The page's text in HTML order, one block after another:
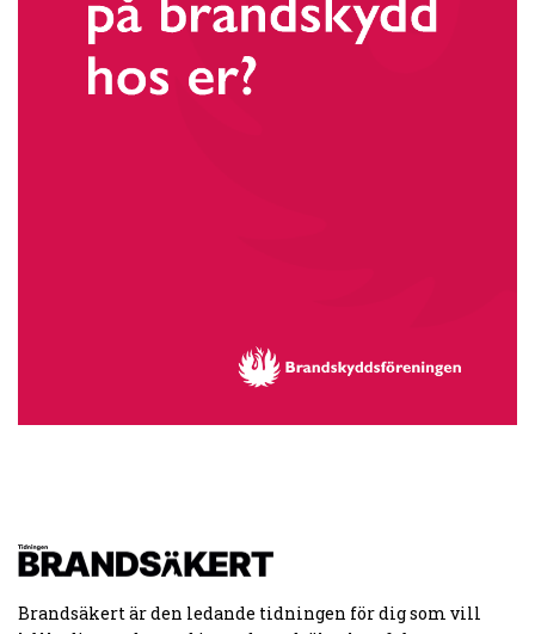
Brandsäkert är den ledande tidningen för dig som vill